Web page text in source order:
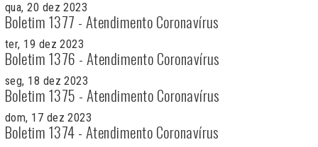
qua, 20 dez 2023
Boletim 1377 - Atendimento Coronavírus
ter, 19 dez 2023
Boletim 1376 - Atendimento Coronavírus
seg, 18 dez 2023
Boletim 1375 - Atendimento Coronavírus
dom, 17 dez 2023
Boletim 1374 - Atendimento Coronavírus